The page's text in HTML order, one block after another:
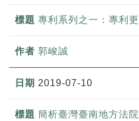
專利系列之一：專利
郭峻誠
2019-07-10
簡析臺灣臺南地方法